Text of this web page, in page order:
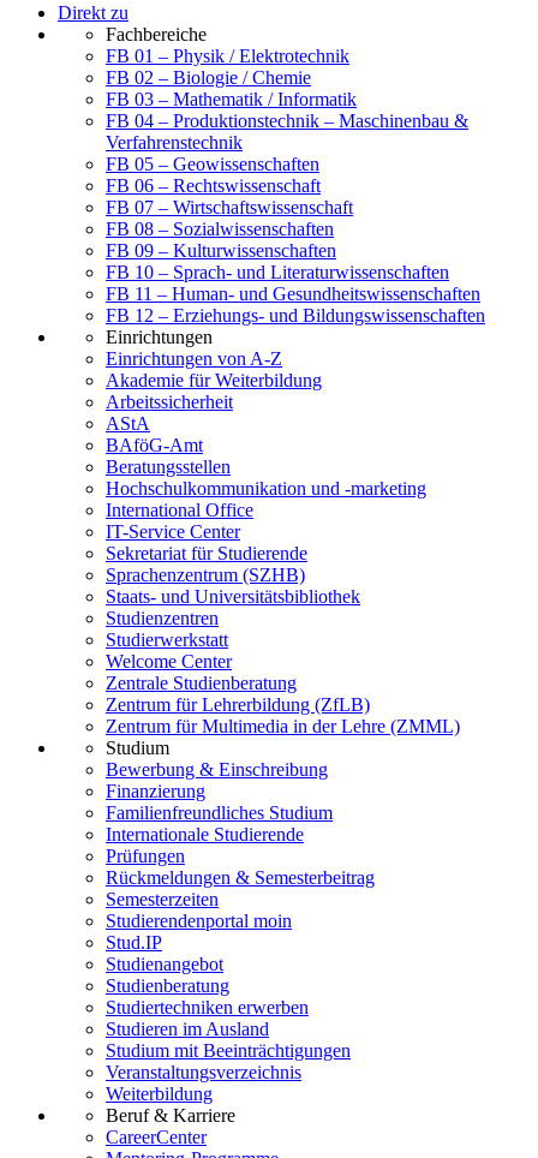
Direkt zu
Fachbereiche
FB 01 – Physik / Elektrotechnik
FB 02 – Biologie / Chemie
FB 03 – Mathematik / Informatik
FB 04 – Produktionstechnik – Maschinenbau &
Verfahrenstechnik
FB 05 – Geowissenschaften
FB 06 – Rechtswissenschaft
FB 07 – Wirtschaftswissenschaft
FB 08 – Sozialwissenschaften
FB 09 – Kulturwissenschaften
FB 10 – Sprach- und Literaturwissenschaften
FB 11 – Human- und Gesundheitswissenschaften
FB 12 – Erziehungs- und Bildungswissenschaften
Einrichtungen
Einrichtungen von A-Z
Akademie für Weiterbildung
Arbeitssicherheit
AStA
BAföG-Amt
Beratungsstellen
Hochschulkommunikation und -marketing
International Office
IT-Service Center
Sekretariat für Studierende
Sprachenzentrum (SZHB)
Staats- und Universitätsbibliothek
Studienzentren
Studierwerkstatt
Welcome Center
Zentrale Studienberatung
Zentrum für Lehrerbildung (ZfLB)
Zentrum für Multimedia in der Lehre (ZMML)
Studium
Bewerbung & Einschreibung
Finanzierung
Familienfreundliches Studium
Internationale Studierende
Prüfungen
Rückmeldungen & Semesterbeitrag
Semesterzeiten
Studierendenportal moin
Stud.IP
Studienangebot
Studienberatung
Studiertechniken erwerben
Studieren im Ausland
Studium mit Beeinträchtigungen
Veranstaltungsverzeichnis
Weiterbildung
Beruf & Karriere
CareerCenter